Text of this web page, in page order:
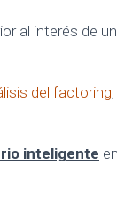
al interés de
del factoring
inteligente